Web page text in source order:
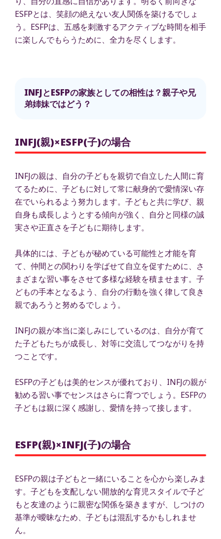
ESFPとは、笑顔の絶えない友人関係を築けるでしょ
う。ESFPは、五感を刺激するアクティブな時間を相手
に楽しんでもらうために、全力を尽くします。
INFJとESFPの家族としての相性は？親子や兄
弟姉妹ではどう？
INFJ(親)×ESFP(子)の場合
INFJの親は、自分の子どもを親切で自立した人間に育
てるために、子どもに対して常に献身的で愛情深い存
在でいられるよう努力します。子どもと共に学び、親
自身も成長しようとする傾向が強く、自分と同様の誠
実さや正直さを子どもに期待します。
具体的には、子どもが秘めている可能性と才能を育
て、仲間との関わりを学ばせて自立を促すために、さ
まざまな習い事をさせて多様な経験を積ませます。子
どもの手本となるよう、自分の行動を強く律して良き
親であろうと努めるでしょう。
INFJの親が本当に楽しみにしているのは、自分が育て
た子どもたちが成長し、対等に交流してつながりを持
つことです。
ESFPの子どもは美的センスが優れており、INFJの親が
勧める習い事でセンスはさらに育つでしょう。ESFPの
子どもは親に深く感謝し、愛情を持って接します。
ESFP(親)×INFJ(子)の場合
ESFPの親は子どもと一緒にいることを心から楽しみま
す。子どもを支配しない開放的な育児スタイルで子ど
もと友達のように親密な関係を築きますが、しつけの
基準が曖昧なため、子どもは混乱するかもしれませ
ん。